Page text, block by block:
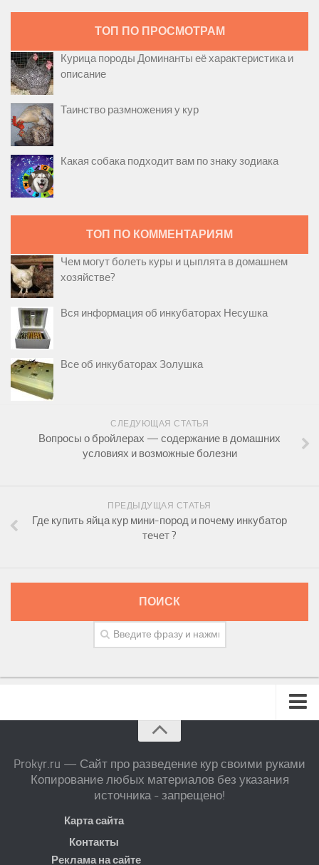
ТОП ПО ПРОСМОТРАМ
Курица породы Доминанты её характеристика и
описание
Таинство размножения у кур
Какая собака подходит вам по знаку зодиака
ТОП ПО КОММЕНТАРИЯМ
Чем могут болеть куры и цыплята в домашнем
хозяйстве?
Вся информация об инкубаторах Несушка
Все об инкубаторах Золушка
СЛЕДУЮЩАЯ СТАТЬЯ
Вопросы о бройлерах — содержание в домашних
условиях и возможные болезни
ПРЕДЫДУЩАЯ СТАТЬЯ
Где купить яйца кур мини-пород и почему инкубатор
течет ?
ПОИСК
Prokyr.ru — Сайт про разведение кур своими руками
Копирование любых материалов без указания
источника - запрещено!
Карта сайта
Контакты
Реклама на сайте